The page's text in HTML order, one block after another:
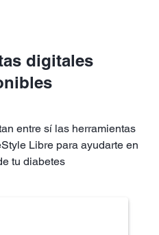
digitales
entre sí las herramientas
Libre para ayudarte en
tu diabetes